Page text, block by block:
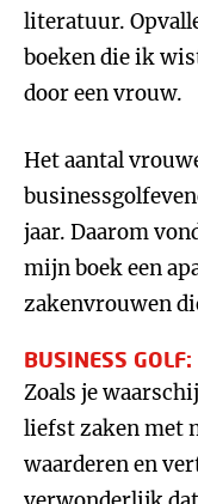
literatuur.
boeken die ik
door een vrouw.
Het aantal
jaar. Daarom
mijn boek een
zakenvrouwen
BUSINESS
Zoals je
liefst zaken met
waarderen en